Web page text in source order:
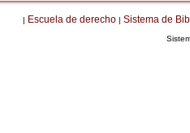
| Escuela de derecho | Sistema de